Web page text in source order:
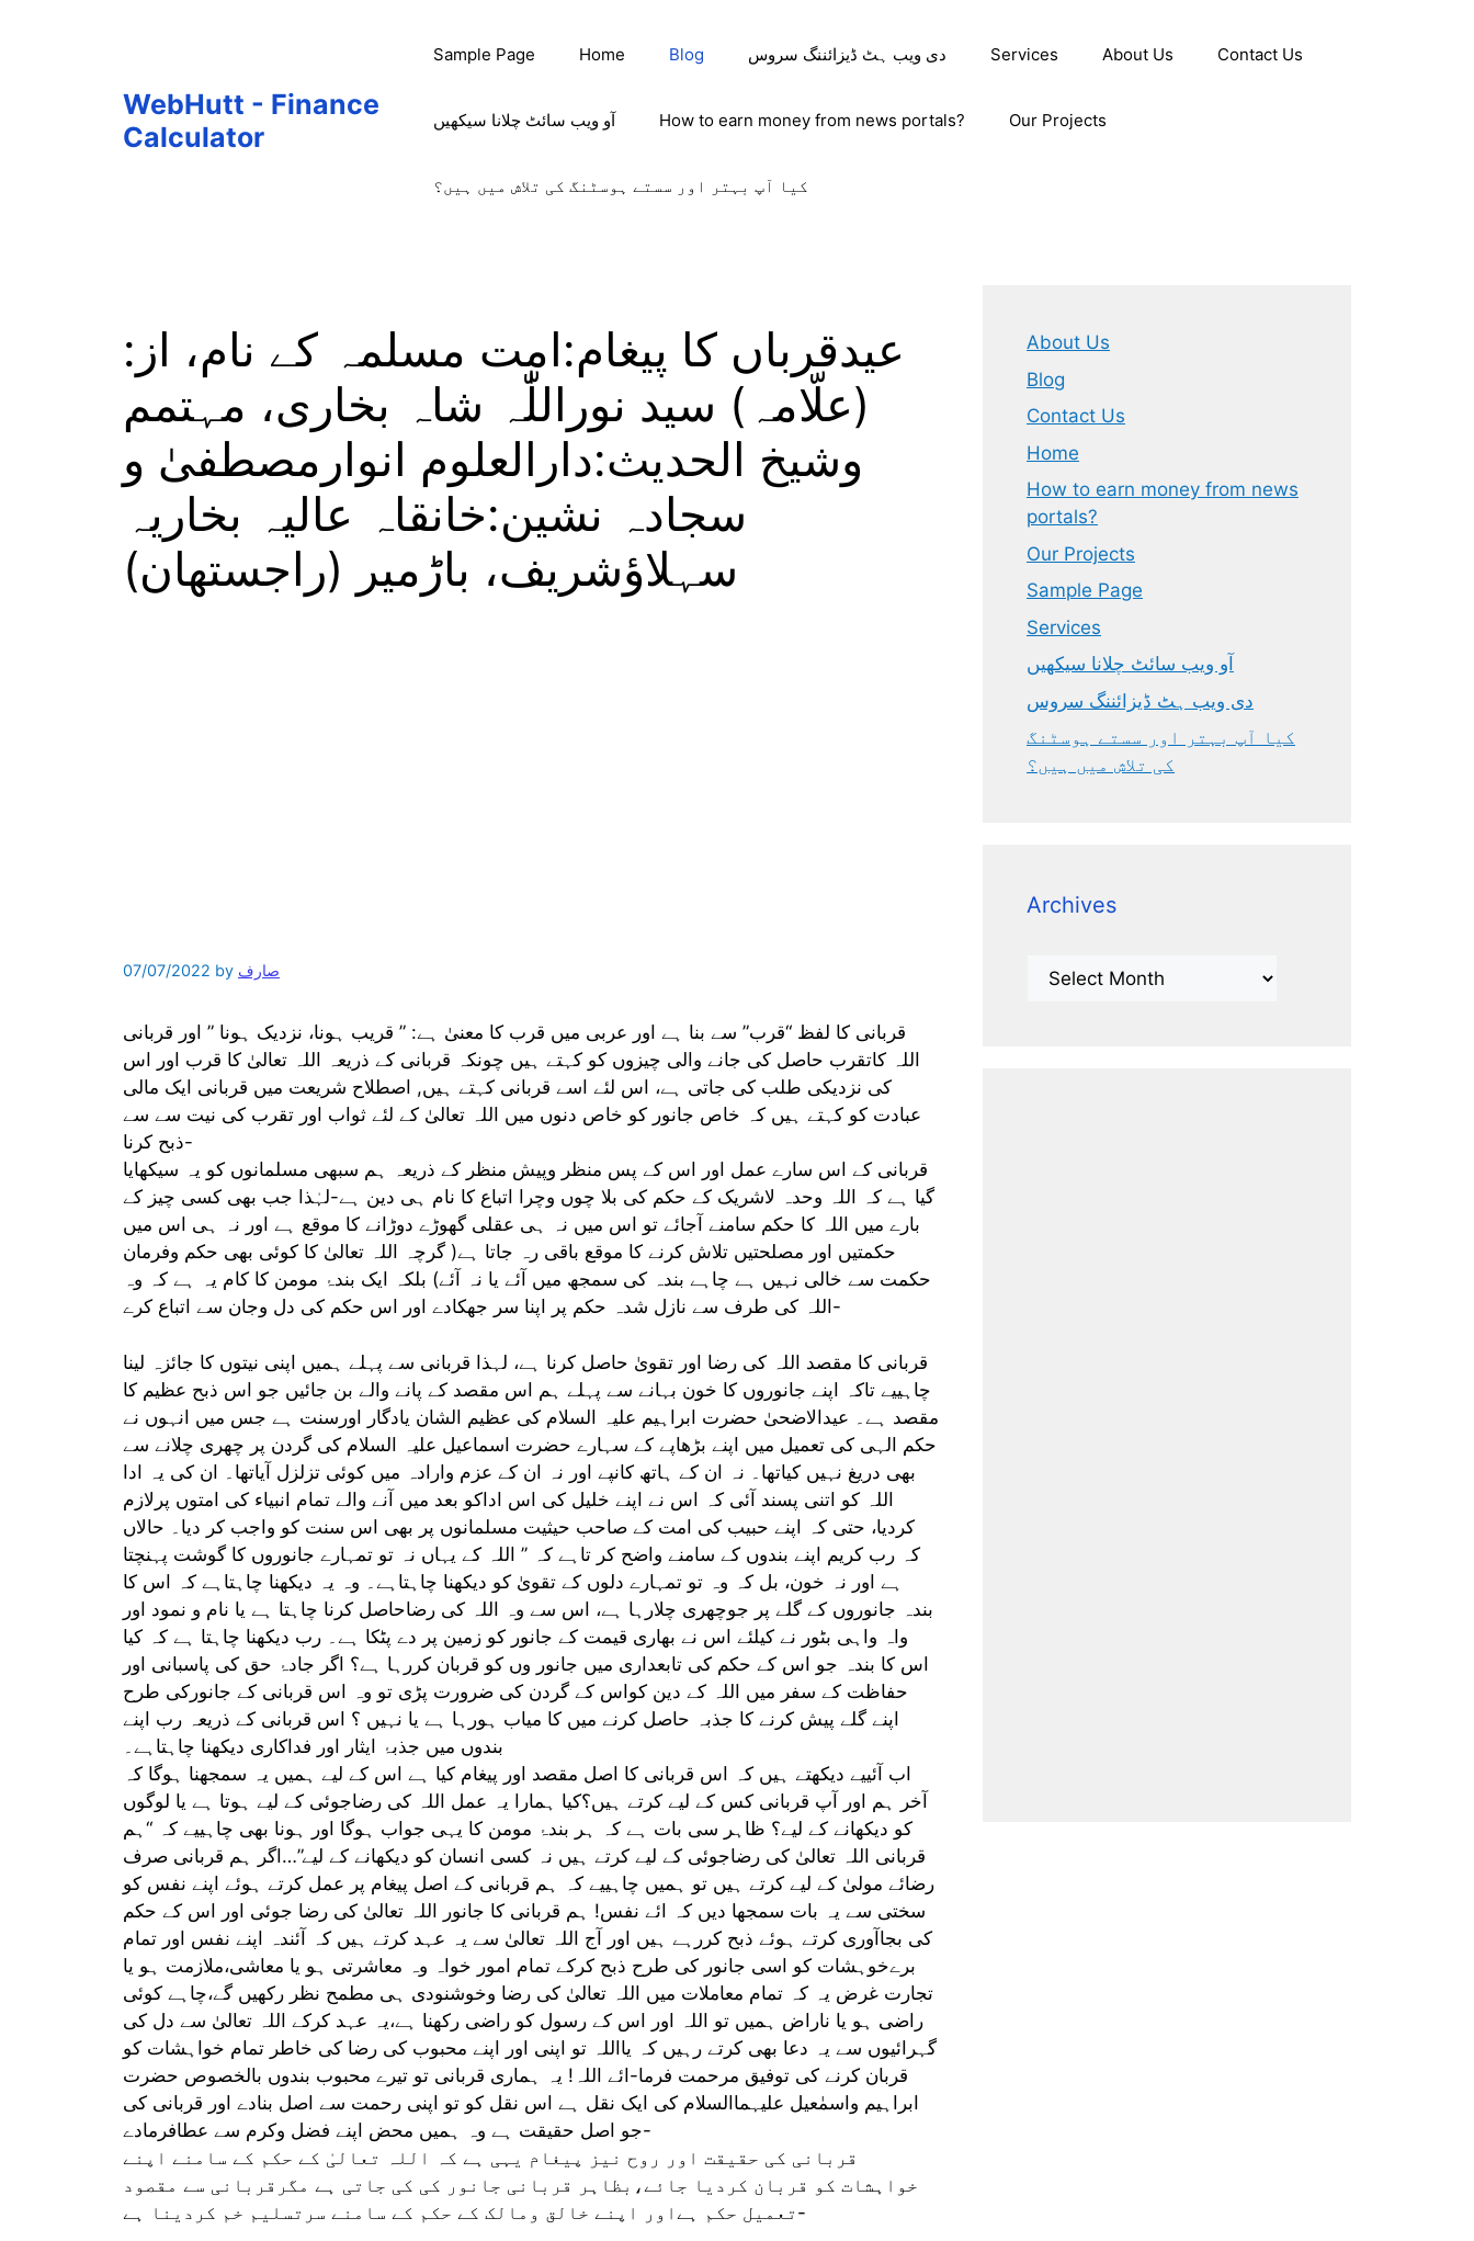
WebHutt - Finance
Calculator
Sample Page Home Blog دی ویب ہٹ ڈیزائننگ سروس Services About Us Contact Us
آو ویب سائٹ چلانا سیکھیں How to earn money from news portals? Our Projects
کیا آپ بہتر اور سستے ہوسٹنگ کی تلاش میں ہیں؟
عیدقرباں کا پیغام:امت مسلمہ کے نام، از:
(علّامہ) سید نوراللّٰہ شاہ بخاری، مہتمم
وشیخ الحدیث:دارالعلوم انوارمصطفیٰ و
سجادہ نشین:خانقاہ عالیہ بخاریہ
سہلاؤشریف، باڑمیر (راجستھان)
07/07/2022 by صارف
قربانی کا لفظ “قرب” سے بنا ہے اور عربی میں قرب کا معنیٰ ہے: ” قریب ہونا، نزدیک ہونا ” اور قربانی
اللہ کاتقرب حاصل کی جانے والی چیزوں کو کہتے ہیں چونکہ قربانی کے ذریعہ اللہ تعالیٰ کا قرب اور اس
کی نزدیکی طلب کی جاتی ہے، اس لئے اسے قربانی کہتے ہیں, اصطلاح شریعت میں قربانی ایک مالی
عبادت کو کہتے ہیں کہ خاص جانور کو خاص دنوں میں اللہ تعالیٰ کے لئے ثواب اور تقرب کی نیت سے سے
ذبح کرنا-
قربانی کے اس سارے عمل اور اس کے پس منظر وپیش منظر کے ذریعہ ہم سبھی مسلمانوں کو یہ سیکھایا
گیا ہے کہ اللہ وحدہ لاشریک کے حکم کی بلا چوں وچرا اتباع کا نام ہی دین ہے-لہٰذا جب بھی کسی چیز کے
بارے میں اللہ کا حکم سامنے آجائے تو اس میں نہ ہی عقلی گھوڑے دوڑانے کا موقع ہے اور نہ ہی اس میں
حکمتیں اور مصلحتیں تلاش کرنے کا موقع باقی رہ جاتا ہے( گرچہ اللہ تعالیٰ کا کوئی بھی حکم وفرمان
حکمت سے خالی نہیں ہے چاہے بندہ کی سمجھ میں آئے یا نہ آئے) بلکہ ایک بندۂ مومن کا کام یہ ہے کہ وہ
اللہ کی طرف سے نازل شدہ حکم پر اپنا سر جھکادے اور اس حکم کی دل وجان سے اتباع کرے-
قربانی کا مقصد اللہ کی رضا اور تقویٰ حاصل کرنا ہے، لہذا قربانی سے پہلے ہمیں اپنی نیتوں کا جائزہ لینا
چاہییے تاکہ اپنے جانوروں کا خون بہانے سے پہلے ہم اس مقصد کے پانے والے بن جائیں جو اس ذبح عظیم کا
مقصد ہے۔ عیدالاضحیٰ حضرت ابراہیم علیہ السلام کی عظیم الشان یادگار اورسنت ہے جس میں انہوں نے
حکم الہی کی تعمیل میں اپنے بڑھاپے کے سہارے حضرت اسماعیل علیہ السلام کی گردن پر چھری چلانے سے
بھی دریغ نہیں کیاتھا۔ نہ ان کے ہاتھ کانپے اور نہ ان کے عزم وارادہ میں کوئی تزلزل آیاتھا۔ ان کی یہ ادا
اللہ کو اتنی پسند آئی کہ اس نے اپنے خلیل کی اس اداکو بعد میں آنے والے تمام انبیاء کی امتوں پرلازم
کردیا، حتی کہ اپنے حبیب کی امت کے صاحب حیثیت مسلمانوں پر بھی اس سنت کو واجب کر دیا۔ حالاں
کہ رب کریم اپنے بندوں کے سامنے واضح کر تاہے کہ ’’ اللہ کے یہاں نہ تو تمہارے جانوروں کا گوشت پہنچتا
ہے اور نہ خون، بل کہ وہ تو تمہارے دلوں کے تقویٰ کو دیکھنا چاہتاہے۔ وہ یہ دیکھنا چاہتاہے کہ اس کا
بندہ جانوروں کے گلے پر جوچھری چلارہا ہے، اس سے وہ اللہ کی رضاحاصل کرنا چاہتا ہے یا نام و نمود اور
واہ واہی بٹور نے کیلئے اس نے بھاری قیمت کے جانور کو زمین پر دے پٹکا ہے۔ رب دیکھنا چاہتا ہے کہ کیا
اس کا بندہ جو اس کے حکم کی تابعداری میں جانور وں کو قربان کررہا ہے؟ اگر جادۂ حق کی پاسبانی اور
حفاظت کے سفر میں اللہ کے دین کواس کے گردن کی ضرورت پڑی تو وہ اس قربانی کے جانورکی طرح
اپنے گلے پیش کرنے کا جذبہ حاصل کرنے میں کا میاب ہورہا ہے یا نہیں ؟ اس قربانی کے ذریعہ رب اپنے
بندوں میں جذبۂ ایثار اور فداکاری دیکھنا چاہتاہے۔
اب آئییے دیکھتے ہیں کہ اس قربانی کا اصل مقصد اور پیغام کیا ہے اس کے لیے ہمیں یہ سمجھنا ہوگا کہ
آخر ہم اور آپ قربانی کس کے لیے کرتے ہیں؟کیا ہمارا یہ عمل اللہ کی رضاجوئی کے لیے ہوتا ہے یا لوگوں
کو دیکھانے کے لیے؟ ظاہر سی بات ہے کہ ہر بندۂ مومن کا یہی جواب ہوگا اور ہونا بھی چاہییے کہ “ہم
قربانی اللہ تعالیٰ کی رضاجوئی کے لیے کرتے ہیں نہ کسی انسان کو دیکھانے کے لیے”…اگر ہم قربانی صرف
رضائے مولیٰ کے لیے کرتے ہیں تو ہمیں چاہییے کہ ہم قربانی کے اصل پیغام پر عمل کرتے ہوئے اپنے نفس کو
سختی سے یہ بات سمجھا دیں کہ ائے نفس! ہم قربانی کا جانور اللہ تعالیٰ کی رضا جوئی اور اس کے حکم
کی بجاآوری کرتے ہوئے ذبح کررہے ہیں اور آج اللہ تعالیٰ سے یہ عہد کرتے ہیں کہ آئندہ اپنے نفس اور تمام
برےخوہشات کو اسی جانور کی طرح ذبح کرکے تمام امور خواہ وہ معاشرتی ہو یا معاشی،ملازمت ہو یا
تجارت غرض یہ کہ تمام معاملات میں اللہ تعالیٰ کی رضا وخوشنودی ہی مطمح نظر رکھیں گے،چاہے کوئی
راضی ہو یا ناراض ہمیں تو اللہ اور اس کے رسول کو راضی رکھنا ہے،یہ عہد کرکے اللہ تعالیٰ سے دل کی
گہرائیوں سے یہ دعا بھی کرتے رہیں کہ یااللہ تو اپنی اور اپنے محبوب کی رضا کی خاطر تمام خواہشات کو
قربان کرنے کی توفیق مرحمت فرما-ائے اللہ! یہ ہماری قربانی تو تیرے محبوب بندوں بالخصوص حضرت
ابراہیم واسمٰعیل علیہماالسلام کی ایک نقل ہے اس نقل کو تو اپنی رحمت سے اصل بنادے اور قربانی کی
جو اصل حقیقت ہے وہ ہمیں محض اپنے فضل وکرم سے عطافرمادے-
قربانی کی حقیقت اور روح نیز پیغام یہی ہے کہ اللہ تعالیٰ کے حکم کے سامنے اپنے
خواہشات کو قربان کردیا جائے،بظاہر قربانی جانور کی کی جاتی ہے مگرقربانی سے مقصود
تعمیل حکم ہےاور اپنے خالق ومالک کے حکم کے سامنے سرتسلیم خم کردینا ہے-
About Us
Blog
Contact Us
Home
How to earn money from news
portals?
Our Projects
Sample Page
Services
آو ویب سائٹ چلانا سیکھیں
دی ویب ہٹ ڈیزائننگ سروس
کیا آپ بہتر اور سستے ہوسٹنگ
کی تلاش میں ہیں؟
Archives
Archives